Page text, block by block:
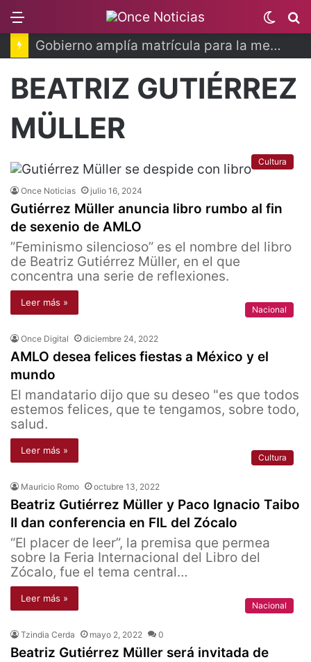
Gobierno amplía matrícula para la media superior
Switch
skin
BEATRIZ GUTIÉRREZ
MÜLLER
Cultura
Once Noticias julio 16, 2024
Gutiérrez Müller anuncia libro rumbo al fin
de sexenio de AMLO
”Feminismo silencioso” es el nombre del libro
de Beatriz Gutiérrez Müller, en el que
concentra una serie de reflexiones.
Leer más »
Nacional
Once Digital diciembre 24, 2022
AMLO desea felices fiestas a México y el
mundo
El mandatario dijo que su deseo "es que todos
estemos felices, que te tengamos, sobre todo,
salud.
Leer más »
Cultura
Mauricio Romo octubre 13, 2022
Beatriz Gutiérrez Müller y Paco Ignacio Taibo
II dan conferencia en FIL del Zócalo
“El placer de leer”, la premisa que permea
sobre la Feria Internacional del Libro del
Zócalo, fue el tema central…
Leer más »
Nacional
Tzindia Cerda mayo 2, 2022 0
Beatriz Gutiérrez Müller será invitada de